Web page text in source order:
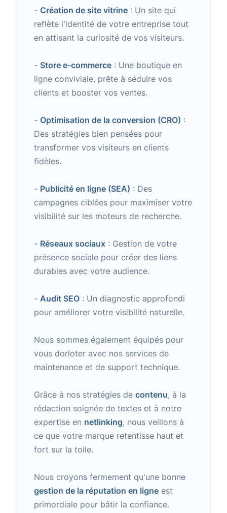
- Création de site vitrine: Un site qui
reflète l'identité de votre entreprise tout
en attisant la curiosité de vos visiteurs.
- Store e-commerce: Une boutique en
ligne conviviale, prête à séduire vos
clients et booster vos ventes.
- Optimisation de la conversion (CRO) :
Des stratégies bien pensées pour
transformer vos visiteurs en clients
fidèles.
- Publicité en ligne (SEA) : Des
campagnes ciblées pour maximiser votre
visibilité sur les moteurs de recherche.
- Réseaux sociaux: Gestion de votre
présence sociale pour créer des liens
durables avec votre audience.
- Audit SEO: Un diagnostic approfondi
pour améliorer votre visibilité naturelle.
Nous sommes également équipés pour
vous dorloter avec nos services de
maintenance et de support technique.
Grâce à nos stratégies de contenu, à la
rédaction soignée de textes et à notre
expertise en netlinking, nous veillons à
ce que votre marque retentisse haut et
fort sur la toile.
Nous croyons fermement qu'une bonne
gestion de la réputation en ligneest
primordiale pour bâtir la confiance.